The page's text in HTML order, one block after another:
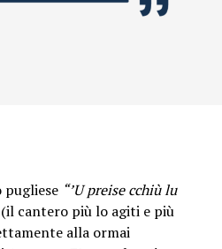
pugliese “’U preise cchiù lu
cantero più lo agiti e più
alla ormai